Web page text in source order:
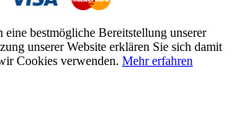
eine bestmögliche Bereitstellung unserer
unserer Website erklären Sie sich damit
Cookies verwenden. Mehr erfahren